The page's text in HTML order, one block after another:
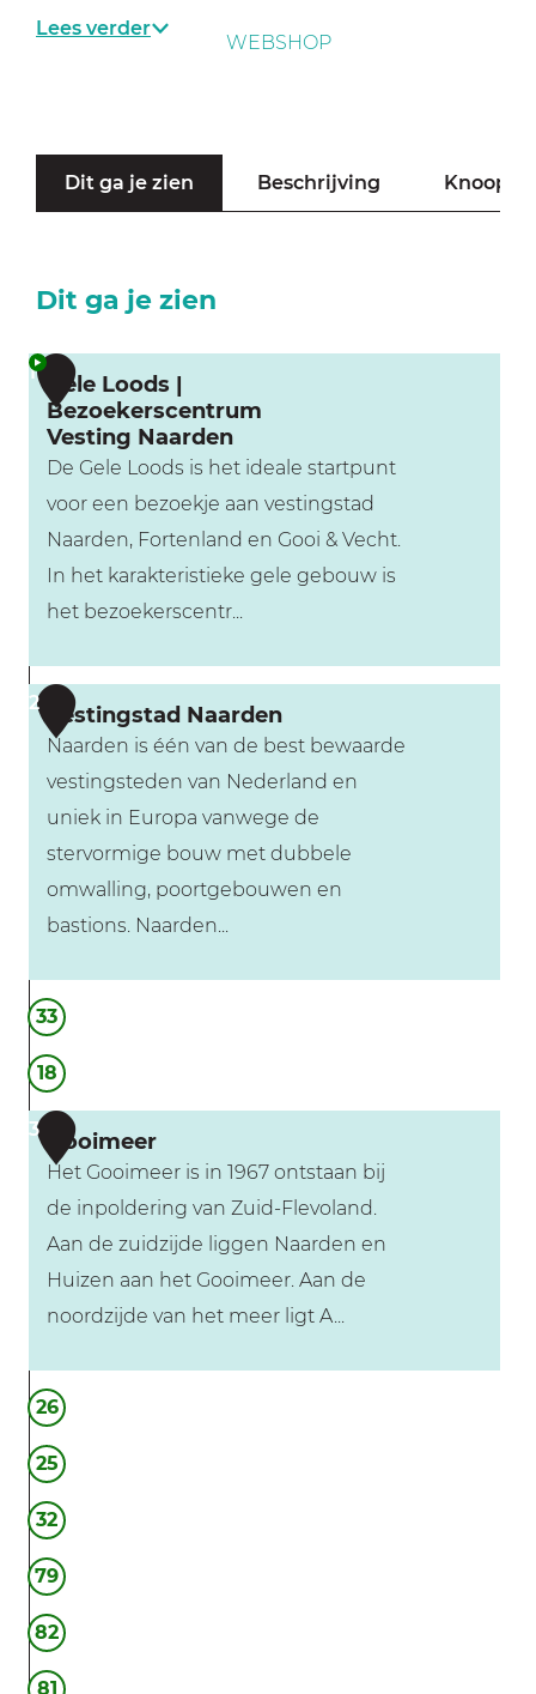
WEBSHOP
Lees verder
Dit ga je zien Beschrijving
Dit ga je zien
1
Gele Loods |
Bezoekerscentrum
Vesting Naarden
De Gele Loods is het ideale startpunt
voor een bezoekje aan vestingstad
Naarden, Fortenland en Gooi & Vecht.
In het karakteristieke gele gebouw is
het bezoekerscentr...
G
l
e
L
o
o
d
|
B
e
z
o
e
k
e
r
s
c
e
t
r
u
m
V
e
s
2 Vestingstad Naarden
Naarden is één van de best bewaarde
vestingsteden van Nederland en
uniek in Europa vanwege de
stervormige bouw met dubbele
omwalling, poortgebouwen en
bastions. Naarden...
V
e
s
n
g
s
t
a
N
a
a
r
d
e
33
18
3 Gooimeer
Het Gooimeer is in 1967 ontstaan bij
de inpoldering van Zuid-Flevoland.
Aan de zuidzijde liggen Naarden en
Huizen aan het Gooimeer. Aan de
noordzijde van het meer ligt A...
G
o
o
m
e
e
r
26
25
32
79
82
81